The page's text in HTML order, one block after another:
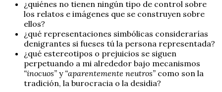
¿quiénes no tienen ningún tipo de control sobre
los relatos e imágenes que se construyen sobre
ellos?
¿qué representaciones simbólicas considerarías
denigrantes si fueses tú la persona representada?
¿qué estereotipos o prejuicios se siguen
perpetuando a mi alrededor bajo mecanismos
“inocuos” y “aparentemente neutros” como son la
tradición, la burocracia o la desidia?